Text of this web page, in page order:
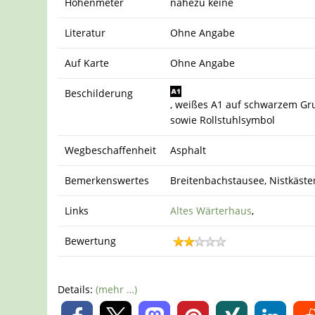
Literatur Ohne Angabe
Auf Karte Ohne Angabe
Beschilderung
, weißes A1 auf schwarzem
sowie Rollstuhlsymbol
Wegbeschaffenheit Asphalt
Bemerkenswertes Breitenbachstausee,
Links Altes Wärterhaus,
Bewertung
Details:(mehr …)